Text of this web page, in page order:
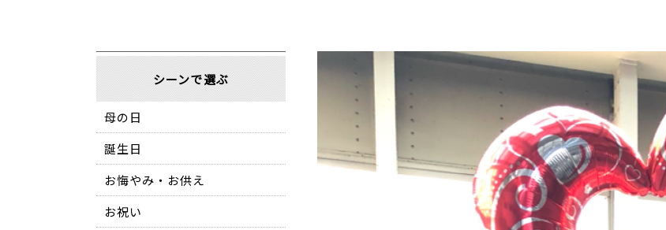
シーンで選ぶ
母の日
誕生日
お悔やみ・お供え
お祝い